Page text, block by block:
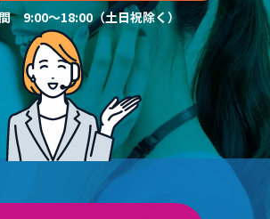
9:00～18:00（土日祝除く）